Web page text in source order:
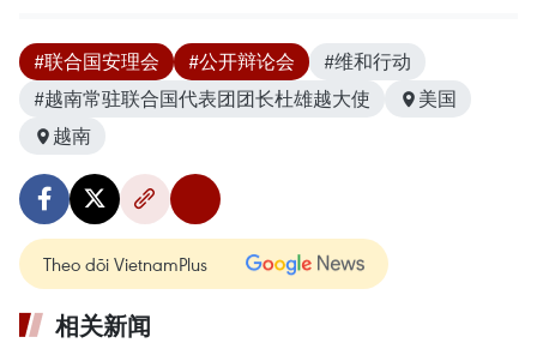
#联合国安理会 #公开辩论会
#维和行动
#越南常驻联合国代表团团长杜雄越大使
美国
越南
Theo dõi VietnamPlus
相关新闻